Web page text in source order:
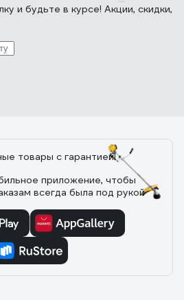
с 2-х т.,уровень шума и
дыма из-за сгорающего
Т374FS
и будьте в курсе! Акции, скидки,
товары с гарантией!
приложение, чтобы
всегда была под рукой